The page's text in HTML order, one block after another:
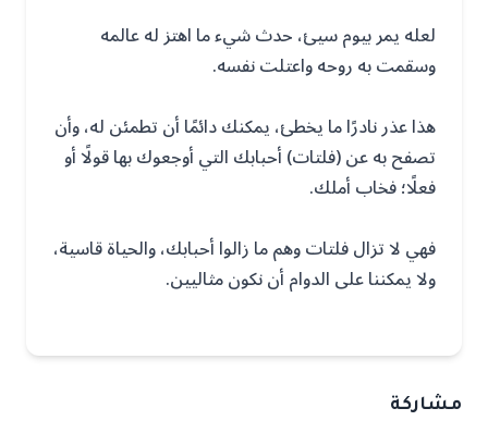
لعله يمر بيوم سيئ، حدث شيء ما اهتز له عالمه
وسقمت به روحه واعتلت نفسه.
هذا عذر نادرًا ما يخطئ، يمكنك دائمًا أن تطمئن له، وأن
تصفح به عن (فلتات) أحبابك التي أوجعوك بها قولًا أو
فعلًا؛ فخاب أملك.
فهي لا تزال فلتات وهم ما زالوا أحبابك، والحياة قاسية،
ولا يمكننا على الدوام أن نكون مثاليين.
مشاركة